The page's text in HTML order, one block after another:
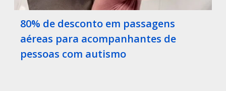
80% de desconto em passagens
aéreas para acompanhantes de
pessoas com autismo